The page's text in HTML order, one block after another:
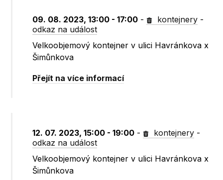
09. 08. 2023, 13:00 - 17:00 - kontejnery -
odkaz na událost
Velkoobjemový kontejner v ulici Havránkova x
Šimůnkova
Přejít na více informací
12. 07. 2023, 15:00 - 19:00 - kontejnery -
odkaz na událost
Velkoobjemový kontejner v ulici Havránkova x
Šimůnkova